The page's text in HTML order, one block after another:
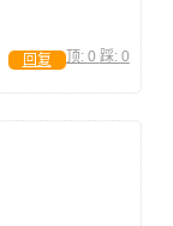
顶: 0 踩: 0
回复